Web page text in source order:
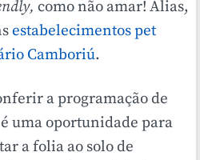
como não amar! Alias,
estabelecimentos pet
Camboriú.
a programação de
uma oportunidade para
a folia ao solo de